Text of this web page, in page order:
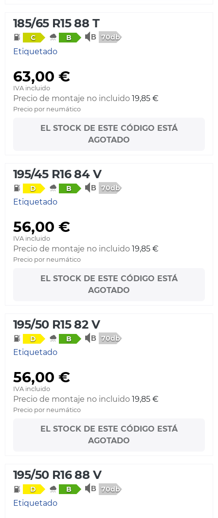
185/65 R15 88 T
C B 70db
Etiquetado
63,00 €
IVA incluido
Precio de montaje no incluido 19,85 €
Precio por neumático
EL STOCK DE ESTE CÓDIGO ESTÁ
AGOTADO
195/45 R16 84 V
D B 70db
Etiquetado
56,00 €
IVA incluido
Precio de montaje no incluido 19,85 €
Precio por neumático
EL STOCK DE ESTE CÓDIGO ESTÁ
AGOTADO
195/50 R15 82 V
D B 70db
Etiquetado
56,00 €
IVA incluido
Precio de montaje no incluido 19,85 €
Precio por neumático
EL STOCK DE ESTE CÓDIGO ESTÁ
AGOTADO
195/50 R16 88 V
D B 70db
Etiquetado